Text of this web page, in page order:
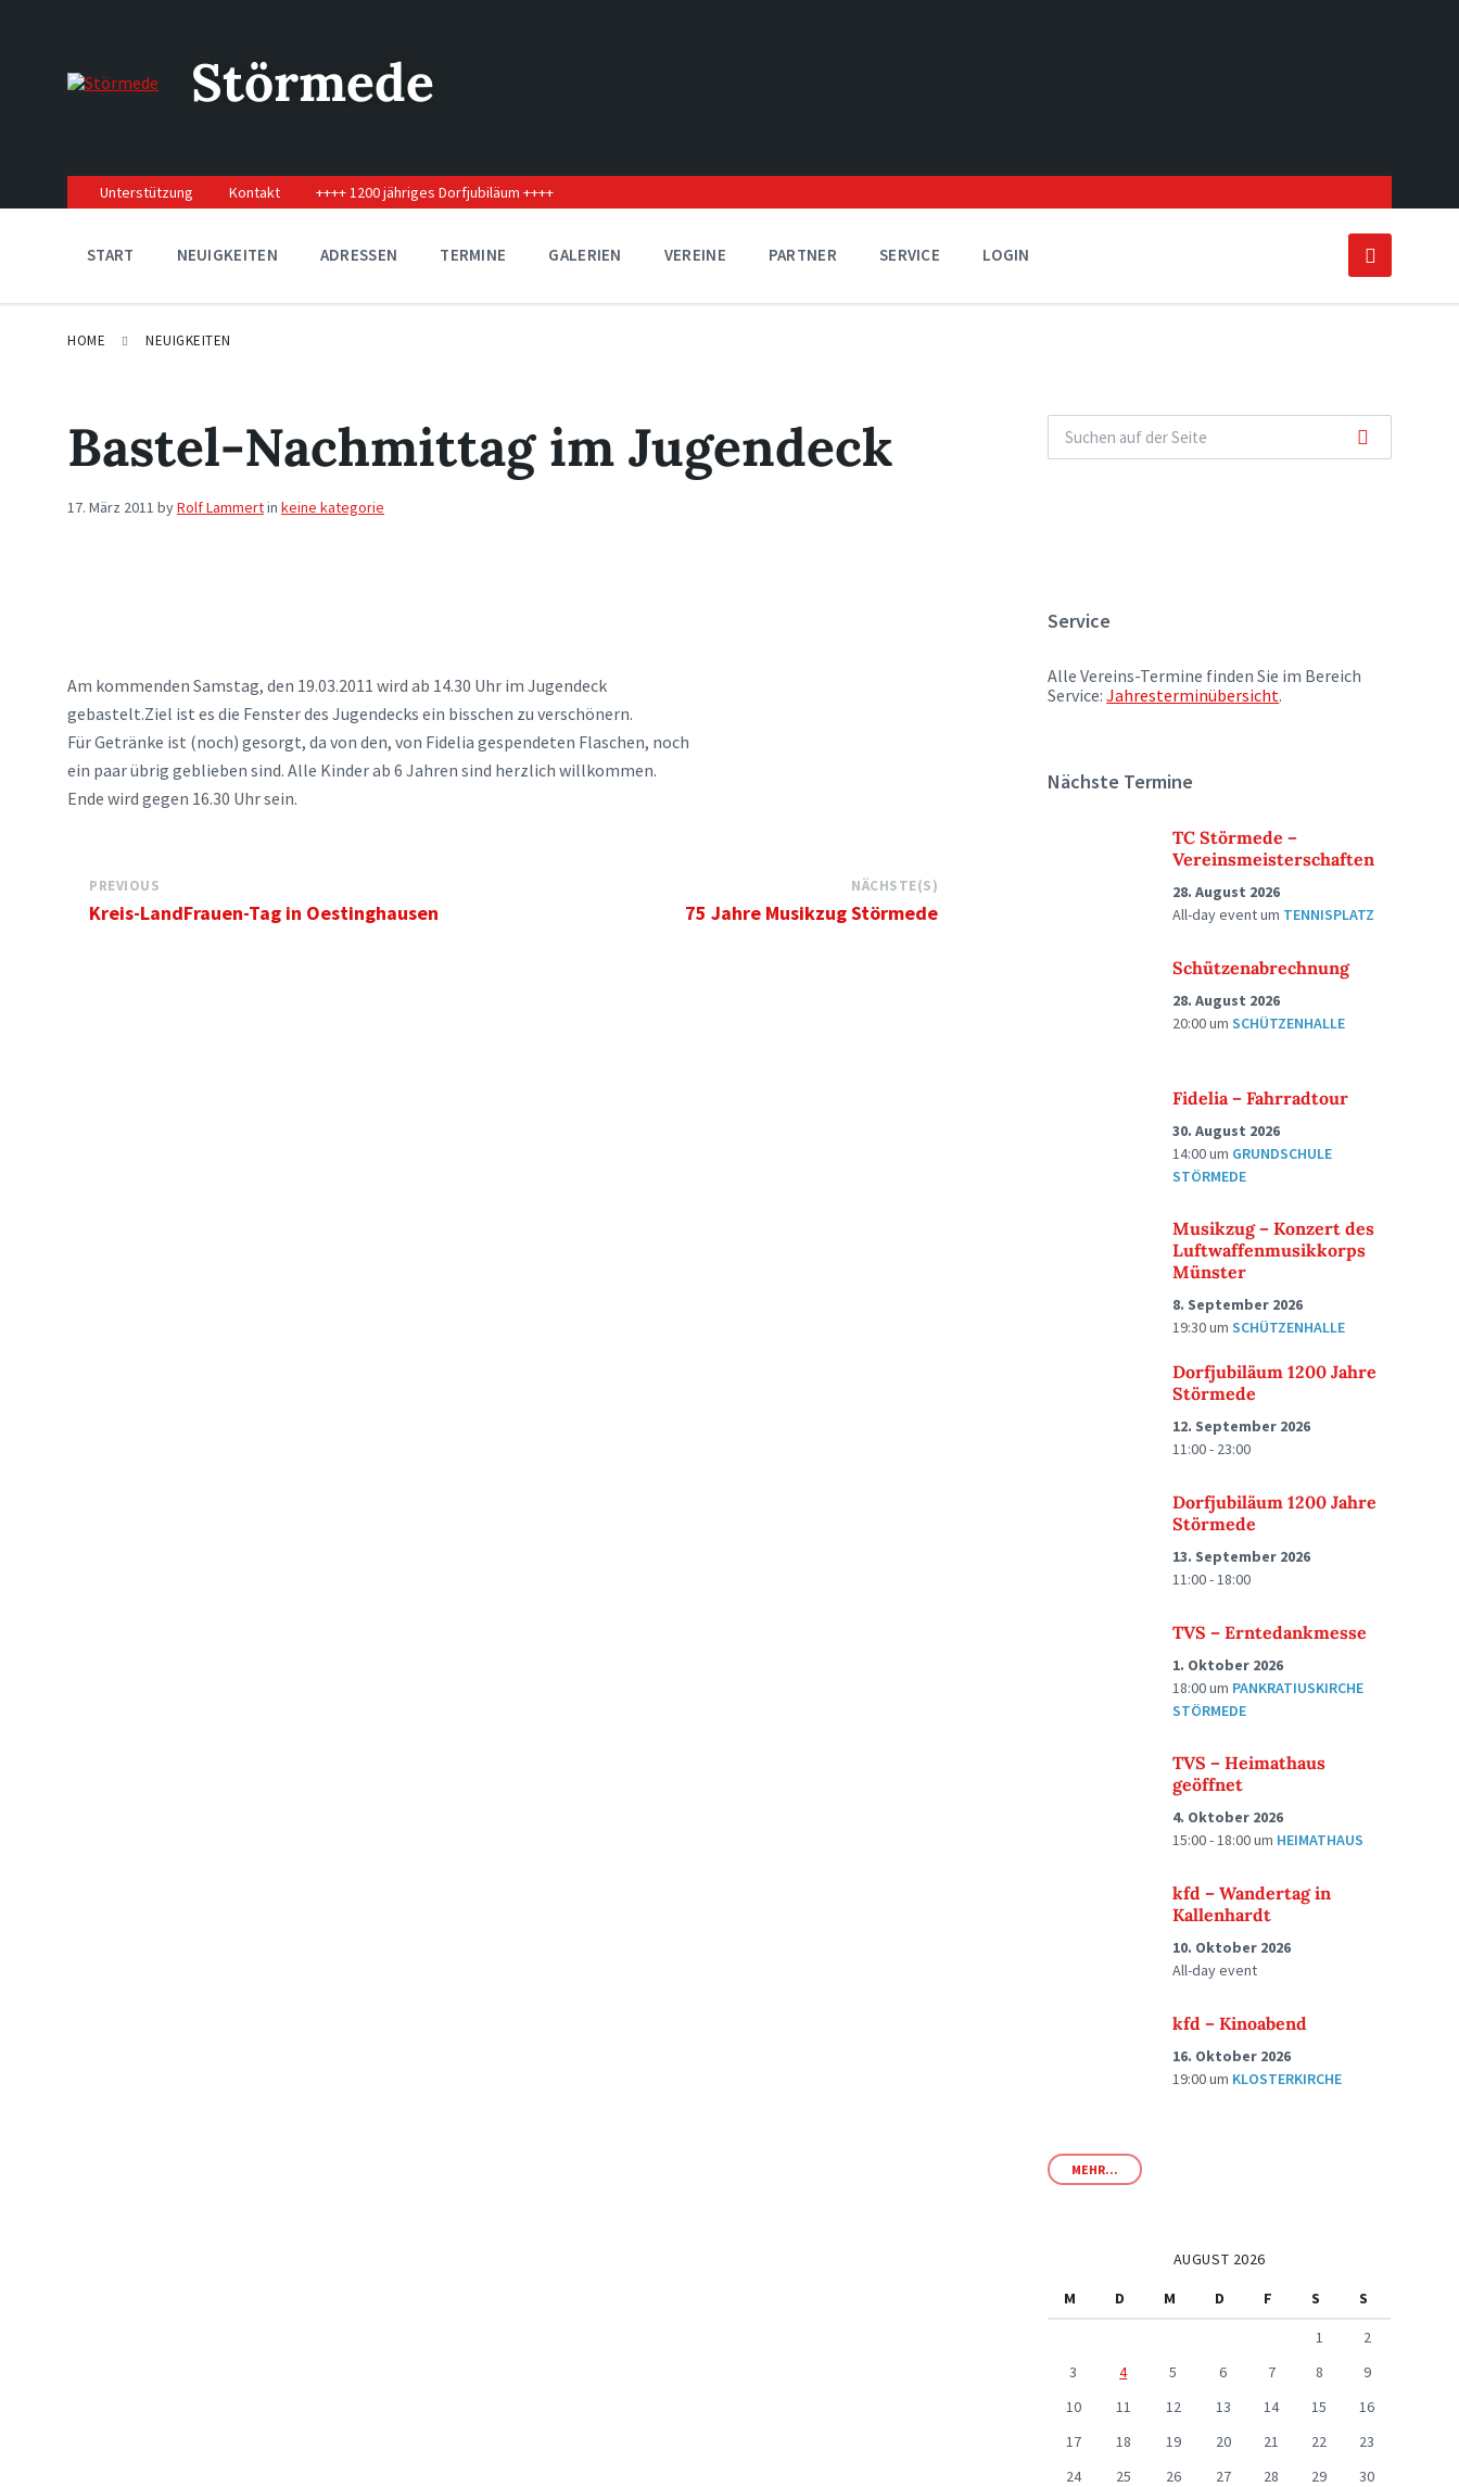
navigation
Störmede
Unterstützung Kontakt ++++ 1200 jähriges Dorfjubiläum ++++
START NEUIGKEITEN ADRESSEN TERMINE GALERIEN VEREINE PARTNER SERVICE LOGIN
HOME NEUIGKEITEN
Bastel-Nachmittag im Jugendeck
17. März 2011 byRolf Lammertin keine kategorie
Am kommenden Samstag, den 19.03.2011 wird ab 14.30 Uhr im Jugendeck
gebastelt.Ziel ist es die Fenster des Jugendecks ein bisschen zu verschönern.
Für Getränke ist (noch) gesorgt, da von den, von Fidelia gespendeten Flaschen, noch
ein paar übrig geblieben sind. Alle Kinder ab 6 Jahren sind herzlich willkommen.
Ende wird gegen 16.30 Uhr sein.
PREVIOUS
Kreis-LandFrauen-Tag in Oestinghausen
NÄCHSTE(S)
75 Jahre Musikzug Störmede
Service
Alle Vereins-Termine finden Sie im Bereich
Service:Jahresterminübersicht.
Nächste Termine
TC Störmede –
Vereinsmeisterschaften
28. August 2026
All-day eventum TENNISPLATZ
Schützenabrechnung
28. August 2026
20:00umSCHÜTZENHALLE
Fidelia – Fahrradtour
30. August 2026
14:00um GRUNDSCHULE
STÖRMEDE
Musikzug – Konzert des
Luftwaffenmusikkorps
Münster
8. September 2026
19:30umSCHÜTZENHALLE
Dorfjubiläum 1200 Jahre
Störmede
12. September 2026
11:00 - 23:00
Dorfjubiläum 1200 Jahre
Störmede
13. September 2026
11:00 - 18:00
TVS – Erntedankmesse
1. Oktober 2026
18:00um PANKRATIUSKIRCHE
STÖRMEDE
TVS – Heimathaus
geöffnet
4. Oktober 2026
15:00 - 18:00um HEIMATHAUS
kfd – Wandertag in
Kallenhardt
10. Oktober 2026
All-day event
kfd – Kinoabend
16. Oktober 2026
19:00um KLOSTERKIRCHE
MEHR...
AUGUST 2026
M
D M D F S
S
1
2
3
4 5 6 7 8
9
10
11 12 13 14 15
16
17
18 19 20 21 22
23
24
25 26 27 28 29
30